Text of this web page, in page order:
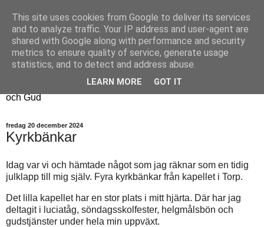
Fyren
Fyren finns för att sprida ljus i mörkret
För att påminna om guldkanterna i tillvaron
Här samsas jakt, hantverk, odling, och andra tankar om livet
och Gud
fredag 20 december 2024
Kyrkbänkar
Idag var vi och hämtade något som jag räknar som en tidig
julklapp till mig själv. Fyra kyrkbänkar från kapellet i Torp.
Det lilla kapellet har en stor plats i mitt hjärta. Där har jag
deltagit i luciatåg, söndagsskolfester, helgmålsbön och
gudstjänster under hela min uppväxt.
This site uses cookies from Google to deliver its services
and to analyze traffic. Your IP address and user-agent are
shared with Google along with performance and security
metrics to ensure quality of service, generate usage
statistics, and to detect and address abuse.
LEARN MORE GOT IT